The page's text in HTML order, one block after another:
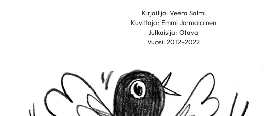
Kirjailija: Veera Salmi
Kuvittaja: Emmi Jormalainen
Julkaisija: Otava
Vuosi: 2012–2022